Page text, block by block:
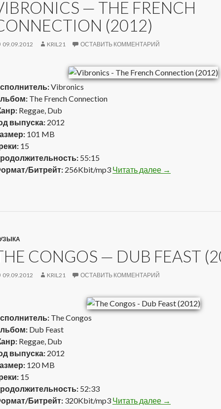
— THE FRENCH
(2012)
09.09.2012 KRIL21 ОСТАВИТЬ КОММЕНТАРИЙ
Vibronics
The French Connection
Reggae, Dub
выпуска: 2012
101 MB
15
55:15
Битрейт: 256Kbit/mp3 Читать далее Vibronics — The
→
CONGOS — DUB FEAST
09.09.2012 KRIL21 ОСТАВИТЬ КОММЕНТАРИЙ
The Congos
Dub Feast
Reggae, Dub
выпуска: 2012
120 MB
15
52:33
Битрейт: 320Kbit/mp3 Читать далее The Congos —
→